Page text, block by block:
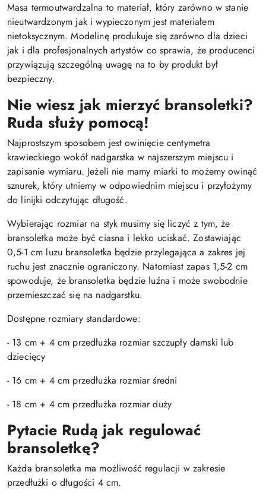
Masa termoutwardzalna to materiał, który zarówno w stanie
nieutwardzonym jak i wypieczonym jest materiałem
nietoksycznym. Modelinę produkuje się zarówno dla dzieci
jak i dla profesjonalnych artystów co sprawia, że producenci
przywiązują szczególną uwagę na to by produkt był
bezpieczny.
Nie wiesz jak mierzyć bransoletki?
Ruda służy pomocą!
Najprostszym sposobem jest owinięcie centymetra
krawieckiego wokół nadgarstka w najszerszym miejscu i
zapisanie wymiaru. Jeżeli nie mamy miarki to możemy owinąć
sznurek, który utniemy w odpowiednim miejscu i przyłożymy
do linijki odczytując długość.
Wybierając rozmiar na styk musimy się liczyć z tym, że
bransoletka może być ciasna i lekko uciskać. Zostawiając
0,5-1 cm luzu bransoletka będzie przylegająca a zakres jej
ruchu jest znacznie ograniczony. Natomiast zapas 1,5-2 cm
spowoduje, że bransoletka będzie luźna i może swobodnie
przemieszczać się na nadgarstku.
Dostępne rozmiary standardowe:
- 13 cm + 4 cm przedłużka rozmiar szczupły damski lub
dziecięcy
- 16 cm + 4 cm przedłużka rozmiar średni
- 18 cm + 4 cm przedłużka rozmiar duży
Pytacie Rudą jak regulować
bransoletkę?
Każda bransoletka ma możliwość regulacji w zakresie
przedłużki o długości 4 cm.